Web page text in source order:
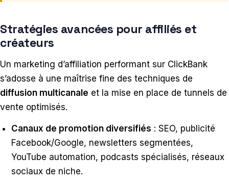
Stratégies avancées pour affiliés et
créateurs
Un marketing d’affiliation performant sur ClickBank
s’adosse à une maîtrise fine des techniques de
diffusion multicanale et la mise en place de tunnels de
vente optimisés.
Canaux de promotion diversifiés : SEO, publicité
Facebook/Google, newsletters segmentées,
YouTube automation, podcasts spécialisés, réseaux
sociaux de niche.